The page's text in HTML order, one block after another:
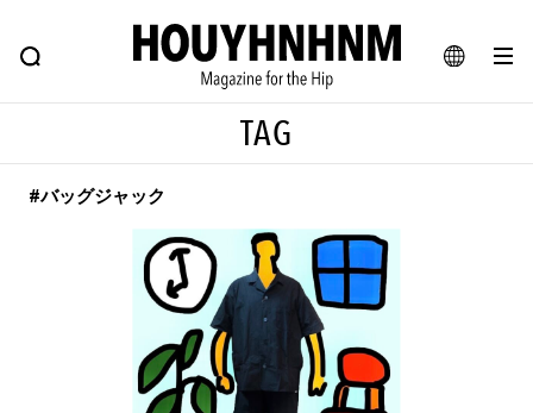
JA
FEATURE BLOG SNAP
ヒップなファッション、カルチャー、ライフスタイルWEBマガジン
#注目のタグ
#SHOPPING ADDICT #憧れの逸品
#ESSENTIAL DESIGNS #古着サミット
#NEW VINTAGE #マイナーグッド図鑑
#路地裏てぃーん。 #MONTHLY JOURNAL
TAG
#バッグジャック